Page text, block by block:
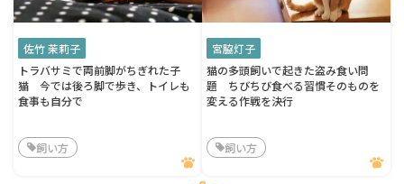
佐竹 茉莉子
トラバサミで両前脚がちぎれた子
猫 今では後ろ脚で歩き、トイレも
食事も自分で
飼い方
宮脇灯子
猫の多頭飼いで起きた盗み食い問
題 ちびちび食べる習慣そのものを
変える作戦を決行
飼い方